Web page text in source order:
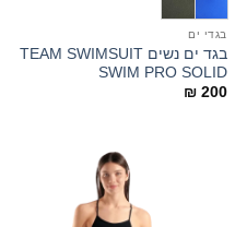
בגדי ים
בגד ים נשים TEAM SWIMSUIT
SWIM PRO SOLID
₪ 200